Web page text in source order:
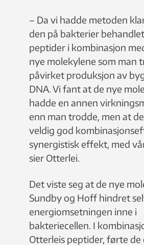
– Da vi hadde metoden
den på bakterier
peptider i kombinasjon
nye molekylene som man
påvirket produksjon av
DNA. Vi fant at de nye
hadde en annen
enn man trodde, men at
veldig god
synergistisk effekt, med
sier Otterlei.
Det viste seg at de nye
Sundby og Hoff hindret
energiomsetningen inne i
bakteriecellen. I
Otterleis peptider, førte de